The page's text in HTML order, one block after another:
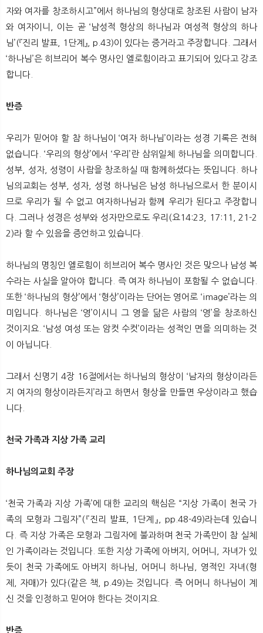
자와 여자를 창조하시고”에서 하나님의 형상대로 창조된 사람이 남자
와 여자이니, 이는 곧 ‘남성적 형상의 하나님과 여성적 형상의 하나
님’(『진리 발표, 1단계』, p.43)이 있다는 증거라고 주장합니다. 그래서
‘하나님’은 히브리어 복수 명사인 엘로힘이라고 표기되어 있다고 강조
합니다.
반증
우리가 믿어야 할 참 하나님이 ‘여자 하나님’이라는 성경 기록은 전혀
없습니다. ‘우리의 형상’에서 ‘우리’란 삼위일체 하나님을 의미합니다.
성부, 성자, 성령이 사람을 창조하실 때 함께하셨다는 뜻입니다. 하나
님의교회는 성부, 성자, 성령 하나님은 남성 하나님으로서 한 분이시
므로 우리가 될 수 없고 여자하나님과 함께 우리가 된다고 주장합니
다. 그러나 성경은 성부와 성자만으로도 우리(요14:23, 17:11, 21-2
2)라 할 수 있음을 증언하고 있습니다.
하나님의 명칭인 엘로힘이 히브리어 복수 명사인 것은 맞으나 남성 복
수라는 사실을 알아야 합니다. 즉 여자 하나님이 포함될 수 없습니다.
또한 ‘하나님의 형상’에서 ‘형상’이라는 단어는 영어로 ‘image’라는 의
미입니다. 하나님은 ‘영’이시니 그 영을 닮은 사람의 ‘영’을 창조하신
것이지요. ‘남성 여성 또는 암컷 수컷’이라는 성적인 면을 의미하는 것
이 아닙니다.
그래서 신명기 4장 16절에서는 하나님의 형상이 ‘남자의 형상이라든
지 여자의 형상이라든지’라고 하면서 형상을 만들면 우상이라고 했습
니다.​
천국 가족과 지상 가족 교리
하나님의교회 주장
‘천국 가족과 지상 가족’에 대한 교리의 핵심은 “지상 가족이 천국 가
족의 모형과 그림자”(『진리 발표, 1단계』, pp.48-49)라는데 있습니
다. 즉 지상 가족은 모형과 그림자에 불과하며 천국 가족만이 참 실체
인 가족이라는 것입니다. 또한 지상 가족에 아버지, 어머니, 자녀가 있
듯이 천국 가족에도 아버지 하나님, 어머니 하나님, 영적인 자녀(형
제, 자매)가 있다(같은 책, p.49)는 것입니다. 즉 어머니 하나님이 계
신 것을 인정하고 믿어야 한다는 것이지요.
반증